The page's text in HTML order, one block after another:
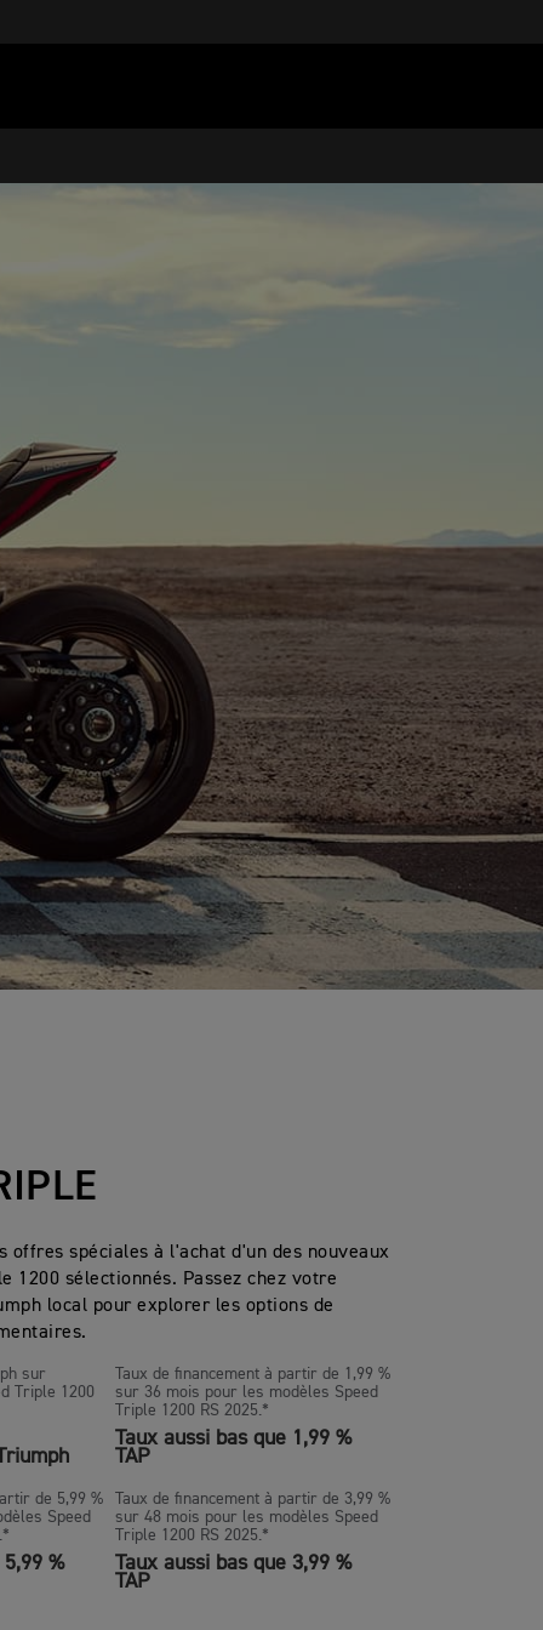
offres spéciales à l'achat d'un des nouveaux
1200 sélectionnés. Passez chez votre
local pour explorer les options de
sur
Triple 1200
Taux de financement à partir de 1,99 %
sur 36 mois pour les modèles Speed
Triple 1200 RS 2025.*
Taux aussi bas que 1,99 %
TAP
de 5,99 %
Speed
%
Taux de financement à partir de 3,99 %
sur 48 mois pour les modèles Speed
Triple 1200 RS 2025.*
Taux aussi bas que 3,99 %
TAP